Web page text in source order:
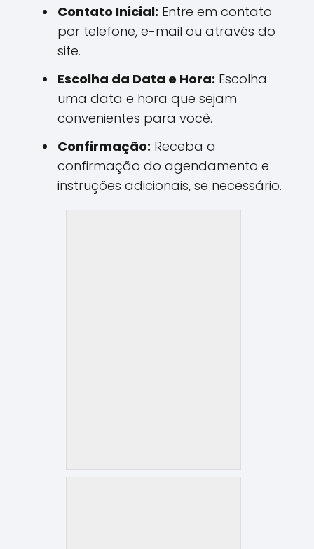
Contato Inicial: Entre em contato
por telefone, e-mail ou através do
site.
Escolha da Data e Hora: Escolha
uma data e hora que sejam
convenientes para você.
Confirmação: Receba a
confirmação do agendamento e
instruções adicionais, se necessário.